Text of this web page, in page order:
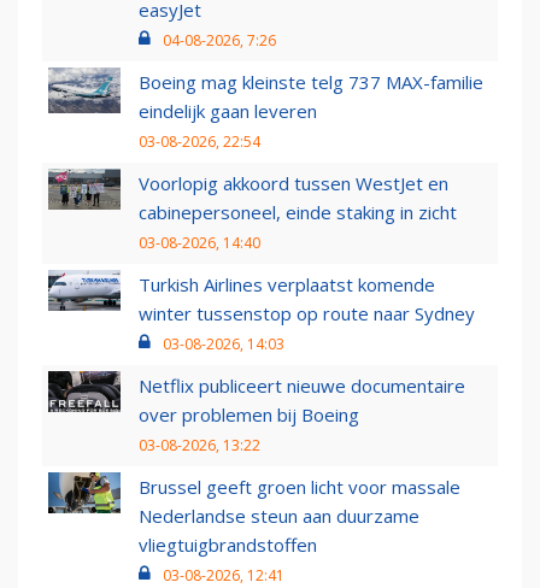
easyJet
04-08-2026, 7:26
Boeing mag kleinste telg 737 MAX-familie
eindelijk gaan leveren
03-08-2026, 22:54
Voorlopig akkoord tussen WestJet en
cabinepersoneel, einde staking in zicht
03-08-2026, 14:40
Turkish Airlines verplaatst komende
winter tussenstop op route naar Sydney
03-08-2026, 14:03
Netflix publiceert nieuwe documentaire
over problemen bij Boeing
03-08-2026, 13:22
Brussel geeft groen licht voor massale
Nederlandse steun aan duurzame
vliegtuigbrandstoffen
03-08-2026, 12:41